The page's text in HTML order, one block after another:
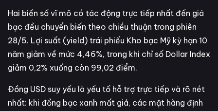
Hai biến số vĩ mô có tác động trực tiếp nhất đến giá
bạc đều chuyển biến theo chiều thuận trong phiên
28/5. Lợi suất (yield) trái phiếu Kho bạc Mỹ kỳ hạn 10
năm giảm về mức 4,46%, trong khi chỉ số Dollar Index
giảm 0,2% xuống còn 99,02 điểm.
Đồng USD suy yếu là yếu tố hỗ trợ trực tiếp và rõ nét
nhất: khi đồng bạc xanh mất giá, các mặt hàng định